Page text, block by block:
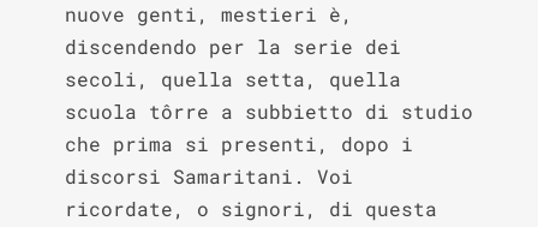
nuove genti, mestieri è,
discendendo per la serie dei
secoli, quella setta, quella
scuola tôrre a subbietto di studio
che prima si presenti, dopo i
discorsi Samaritani. Voi
ricordate, o signori, di questa